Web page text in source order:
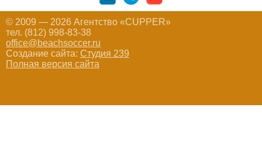
© 2009 — 2026 Агентство «CUPPER»
тел. (812) 998-83-38
office@beachsoccer.ru
Создание сайта: Студия 239
Полная версия сайта